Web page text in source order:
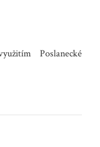
Poslanecké